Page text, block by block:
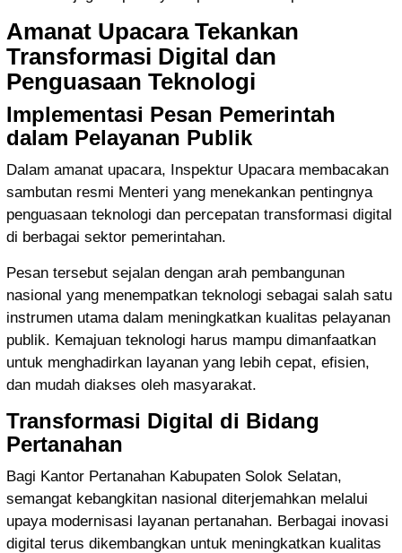
Amanat Upacara Tekankan
Transformasi Digital dan
Penguasaan Teknologi
Implementasi Pesan Pemerintah
dalam Pelayanan Publik
Dalam amanat upacara, Inspektur Upacara membacakan
sambutan resmi Menteri yang menekankan pentingnya
penguasaan teknologi dan percepatan transformasi digital
di berbagai sektor pemerintahan.
Pesan tersebut sejalan dengan arah pembangunan
nasional yang menempatkan teknologi sebagai salah satu
instrumen utama dalam meningkatkan kualitas pelayanan
publik. Kemajuan teknologi harus mampu dimanfaatkan
untuk menghadirkan layanan yang lebih cepat, efisien,
dan mudah diakses oleh masyarakat.
Transformasi Digital di Bidang
Pertanahan
Bagi Kantor Pertanahan Kabupaten Solok Selatan,
semangat kebangkitan nasional diterjemahkan melalui
upaya modernisasi layanan pertanahan. Berbagai inovasi
digital terus dikembangkan untuk meningkatkan kualitas